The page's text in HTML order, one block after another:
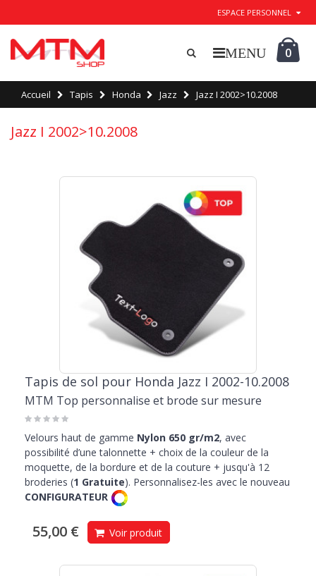
ESPACE PERSONNEL
0
Accueil Tapis Honda Jazz Jazz I 2002>10.2008
Jazz I 2002>10.2008
Tapis de sol pour Honda Jazz I 2002-10.2008
MTM Top personnalise et brode sur mesure
Velours haut de gamme Nylon 650 gr/m2, avec
possibilité d’une talonnette + choix de la couleur de la
moquette, de la bordure et de la couture + jusqu'à 12
broderies (1 Gratuite). Personnalisez-les avec le nouveau
CONFIGURATEUR
55,00 € Voir produit